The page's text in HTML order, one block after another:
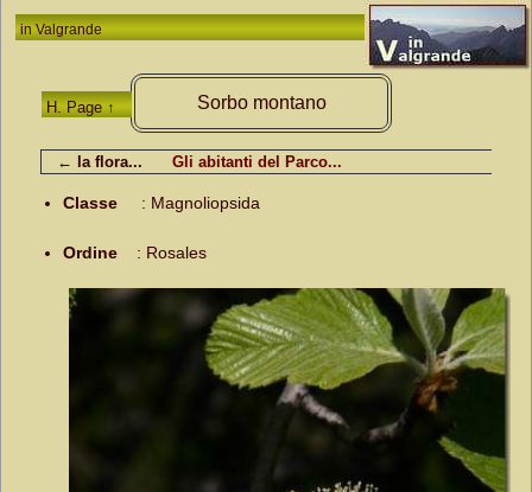
in Valgrande
H. Page ↑ Sorbo montano
← la flora... Gli abitanti del Parco...
Classe : Magnoliopsida
Ordine : Rosales